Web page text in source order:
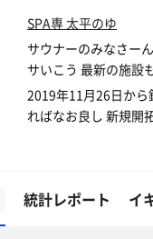
SPA専 太平のゆ
サウナーのみなさー
サいこう 最新の施設
2019年11月26日から
ればなお良し 新規開
統計レポート イ